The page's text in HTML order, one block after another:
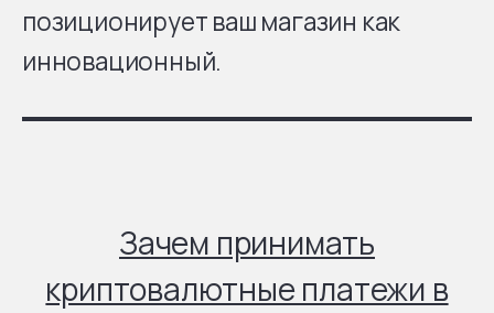
позиционирует ваш магазин как
инновационный.
Зачем принимать
криптовалютные платежи в